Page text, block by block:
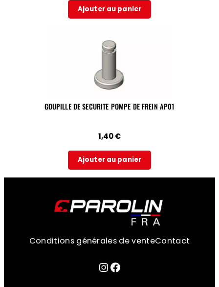
Ajouter au panier
GOUPILLE DE SECURITE POMPE DE FREIN AP01
1,40€
Ajouter au panier
Conditions générales de venteContact
Lien sur la page instagram
Facebook